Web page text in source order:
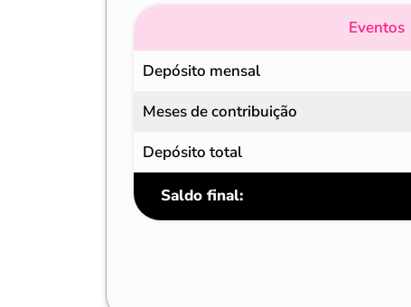
Eventos
Depósito mensal
Meses de contribuição
Depósito total
Saldo final: